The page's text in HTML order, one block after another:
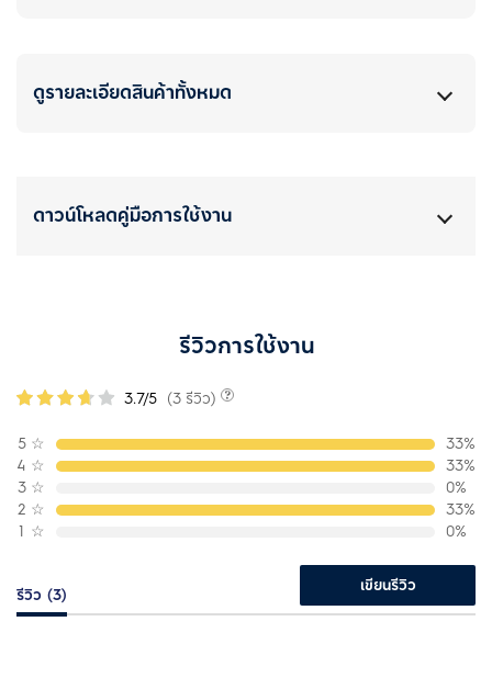
ดูรายละเอียดสินค้าทั้งหมด
ดาวน์โหลดคู่มือการใช้งาน
รีวิวการใช้งาน
3.7/5 (3 รีวิว)
5 ☆
33%
4 ☆
33%
3 ☆
0%
2 ☆
33%
1 ☆ 0%
รีวิว (3) เขียนรีวิว